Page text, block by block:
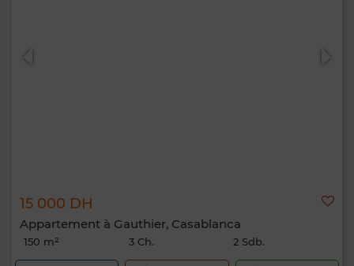
15 000 DH
Appartement à Gauthier, Casablanca
150 m² 3 Ch. 2 Sdb.